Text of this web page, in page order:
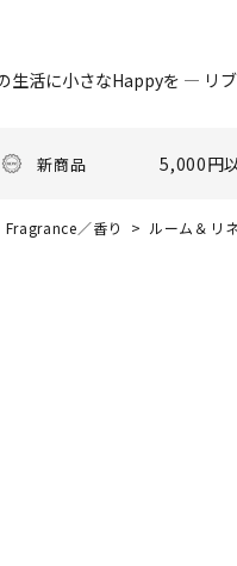
生活に小さなHappyを ― リ
新商品 5,000円
Fragrance／香り ルーム＆リ